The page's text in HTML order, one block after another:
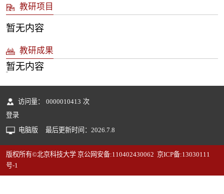
教研项目
暂无内容
教研成果
暂无内容
访问量： 0000010413 次
登录
电脑版
最后更新时间： 2026 7 8
版权所有©北京科技大学 京公网安备:110402430062 京ICP备:13030111
号-1